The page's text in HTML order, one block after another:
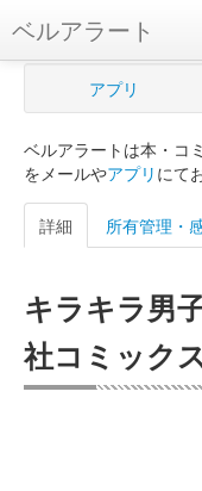
ベルアラート
ベルアラートとは
新規登録
ログイン
購入管理
Myシェルフ
アプリ
ベルアラートは本・コ
をメールやアプリ にて
詳細 所有管理・
キラキラ男
社コミック